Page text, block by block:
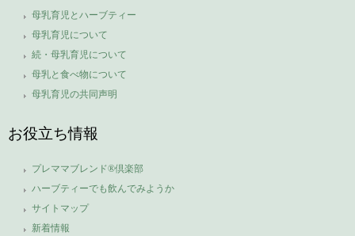
母乳育児とハーブティー
母乳育児について
続・母乳育児について
母乳と食べ物について
母乳育児の共同声明
お役立ち情報
プレママブレンド®倶楽部
ハーブティーでも飲んでみようか
サイトマップ
新着情報